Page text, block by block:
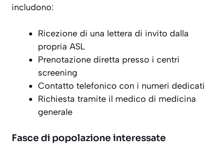
includono:
Ricezione di una lettera di invito dalla
propria ASL
Prenotazione diretta presso i centri
screening
Contatto telefonico con i numeri dedicati
Richiesta tramite il medico di medicina
generale
Fasce di popolazione interessate